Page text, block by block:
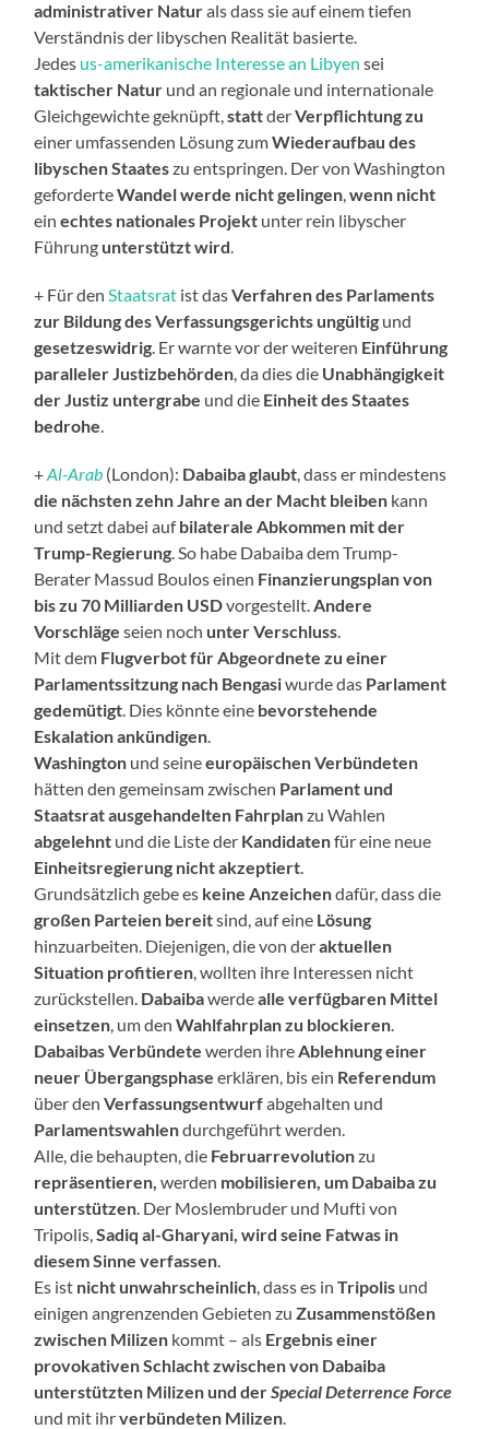
administrativer Naturals dass sie auf einem tiefen
Verständnis der libyschen Realität basierte.
Jedes us-amerikanische Interesse an Libyen sei
taktischer Natur und an regionale und internationale
Gleichgewichte geknüpft,stattderVerpflichtungzu
einer umfassenden Lösung zumWiederaufbau des
libyschen Staateszu entspringen. Der von Washington
geforderteWandel werde nicht gelingen ,wenn nicht
einechtes nationales Projekt unter rein libyscher
Führung unterstützt wird
+ Für den Staatsrat ist dasVerfahren des Parlaments
zur Bildung des Verfassungsgerichts ungültig und
gesetzeswidrig . Er warnte vor der weiteren Einführung
paralleler Justizbehörden , da dies die Unabhängigkeit
der Justiz untergrabe und die Einheit des Staates
bedrohe
+Al-Arab (London): Dabaiba glaubt , dass er mindestens
die nächsten zehn Jahre an der Macht bleiben kann
und setzt dabei aufbilaterale Abkommen mit der
Trump-Regierung . So habe Dabaiba dem Trump-
Berater Massud Boulos einen Finanzierungsplan von
bis zu 70 Milliarden USDvorgestellt. Andere
Vorschläge seien noch unter Verschluss
Mit dem Flugverbot für Abgeordnete zu einer
Parlamentssitzung nach Bengasiwurde das Parlament
gedemütigt . Dies könnte eine bevorstehende
Eskalation ankündigen
Washington und seineeuropäischen Verbündeten
hätten den gemeinsam zwischen Parlament und
Staatsrat ausgehandelten Fahrplanzu Wahlen
abgelehnt und die Liste der Kandidatenfür eine neue
Einheitsregierung nicht akzeptiert
Grundsätzlich gebe es keine Anzeichendafür, dass die
großen Parteien bereitsind, auf eine Lösung
hinzuarbeiten. Diejenigen, die von deraktuellen
Situation profitieren , wollten ihre Interessen nicht
zurückstellen. Dabaibawerdealle verfügbaren Mittel
einsetzen , um denWahlfahrplan zu blockieren
Dabaibas Verbündete werden ihre Ablehnung einer
neuer Übergangsphase erklären, bis ein Referendum
über denVerfassungsentwurfabgehalten und
Parlamentswahlendurchgeführt werden.
Alle, die behaupten, die Februarrevolutionzu
repräsentieren, werden mobilisieren, um Dabaiba zu
unterstützen . Der Moslembruder und Mufti von
Tripolis,Sadiq al-Gharyani, wird seine Fatwas in
diesem Sinne verfassen
Es ist nicht unwahrscheinlich , dass es inTripolis und
einigen angrenzenden Gebieten zuZusammenstößen
zwischen Milizen kommt – als Ergebnis einer
provokativen Schlacht zwischen von Dabaiba
unterstützten Milizen und derSpecial Deterrence Force
und mit ihrverbündeten Milizen